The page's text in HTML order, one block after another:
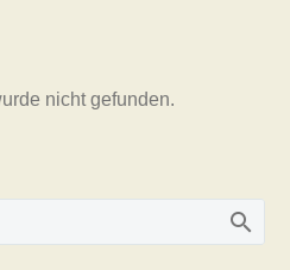
nicht gefunden.